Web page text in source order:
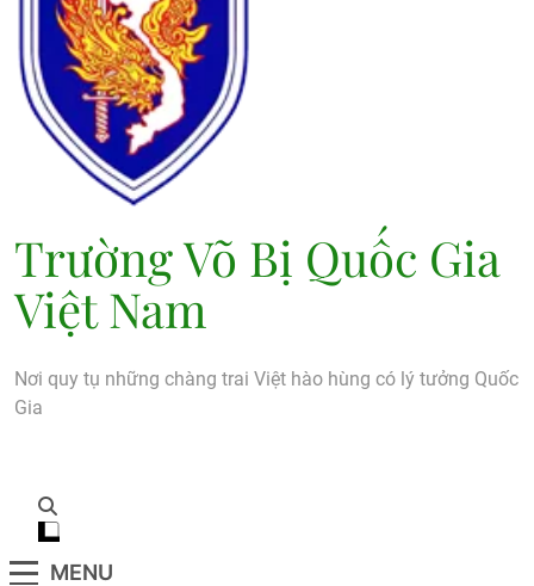
Trường Võ Bị Quốc Gia
Việt Nam
Nơi quy tụ những chàng trai Việt hào hùng có lý tưởng Quốc
Gia
MENU